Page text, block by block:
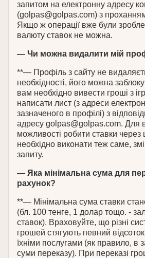
запитом на електронну адресу
(golpas@golpas.com) з
Якщо ж операції вже були
валюту ставок не можна.
— Чи можна видалити мій
**— Профіль з сайту не
необхідності, його можна
вам необхідно вивести гроші з
написати лист (з адреси
зазначеного в профілі) з
адресу golpas@golpas.com. Для
можливості робити ставки через
необхідно виконати теж саме,
запиту.
— Яка мінімальна сума для
рахунок?
**— Мінімальна сума ставки
(бл. 100 тенге, 1 долар тощо. -
ставок). Враховуйте, що різні
грошей стягують певний
їхніми послугами (як правило, в
суми переказу). При переказі